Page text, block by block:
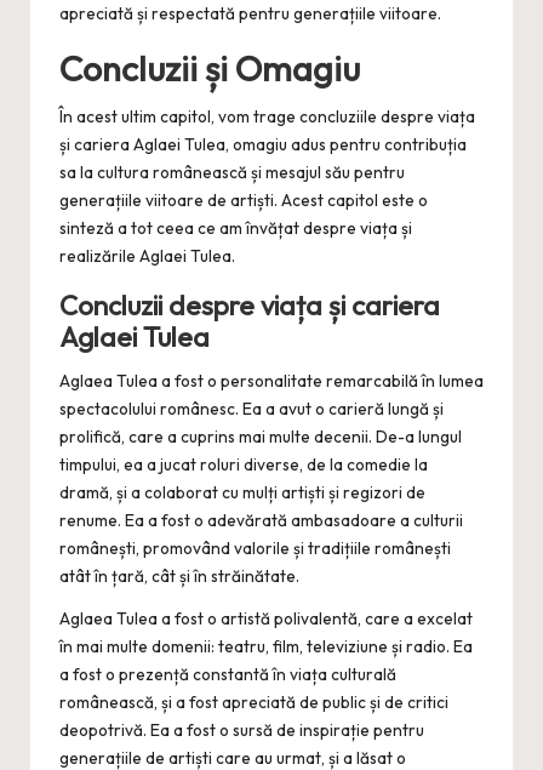
apreciată și respectată pentru generațiile viitoare.
Concluzii și Omagiu
În acest ultim capitol, vom trage concluziile despre viața
și cariera Aglaei Tulea, omagiu adus pentru contribuția
sa la cultura românească și mesajul său pentru
generațiile viitoare de artiști. Acest capitol este o
sinteză a tot ceea ce am învățat despre viața și
realizările Aglaei Tulea.
Concluzii despre viața și cariera
Aglaei Tulea
Aglaea Tulea a fost o personalitate remarcabilă în lumea
spectacolului românesc. Ea a avut o carieră lungă și
prolifică, care a cuprins mai multe decenii. De-a lungul
timpului, ea a jucat roluri diverse, de la comedie la
dramă, și a colaborat cu mulți artiști și regizori de
renume. Ea a fost o adevărată ambasadoare a culturii
românești, promovând valorile și tradițiile românești
atât în țară, cât și în străinătate.
Aglaea Tulea a fost o artistă polivalentă, care a excelat
în mai multe domenii: teatru, film, televiziune și radio. Ea
a fost o prezență constantă în viața culturală
românească, și a fost apreciată de public și de critici
deopotrivă. Ea a fost o sursă de inspirație pentru
generațiile de artiști care au urmat, și a lăsat o